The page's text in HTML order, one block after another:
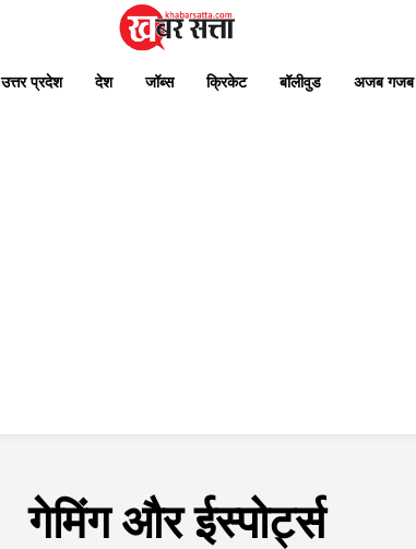
उत्तर प्रदेश देश जॉब्स क्रिकेट बॉलीवुड अजब गजब
गेमिंग और ईस्पोर्ट्स